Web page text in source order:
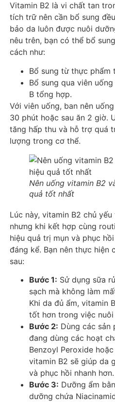
Vitamin B2 là vi chất tan
tích trữ nên cần bổ sung
bảo da luôn được nuôi
nêu trên, bạn có thể bổ
cách như:
Bổ sung từ thực phẩm
Bổ sung qua viên
B tổng hợp.
Với viên uống, ban nên
30 phút hoặc sau ăn 2 giờ.
tăng hấp thu và hỗ trợ quá
lượng trong cơ thể.
Nên uống vitamin B2
quả tốt nhất
Lúc này, vitamin B2 chủ
nhưng khi kết hợp cùng
hiệu quả trị mụn và phục
đáng kể. Bạn nên thực hiện
sau:
Bước 1: Sử dụng sữa
sạch mà không làm
Khi da đủ ẩm, vitamin
tốt hơn trong việc
Bước 2: Dùng các sản
đang dùng các hoạt
Benzoyl Peroxide
vitamin B2 sẽ giúp da
và phục hồi nhanh hơn.
Bước 3: Dưỡng ẩm
dưỡng chứa